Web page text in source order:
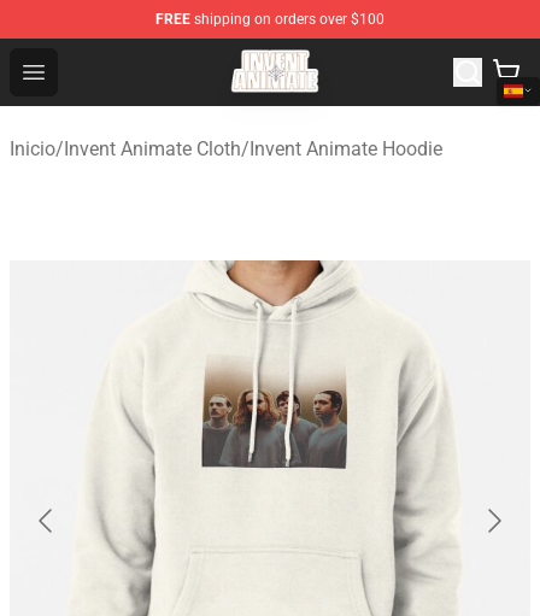
FREE shipping on orders over $100
Open menu
Invent Animate Shop - Official Invent Animate
Inicio/Invent Animate Cloth/Invent Animate Hoodie